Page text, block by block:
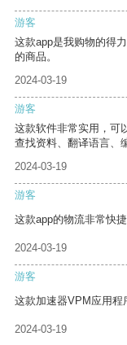
游客
这款app是我购物的得
的商品。
2024-03-19
游客
这款软件非常实用，可
查找资料、翻译语言、
2024-03-19
游客
这款app的物流非常快
2024-03-19
游客
这款加速器VPM应用程
2024-03-19